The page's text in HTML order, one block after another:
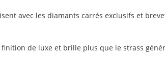
avec les diamants carrés exclusifs et
de luxe et brille plus que le strass